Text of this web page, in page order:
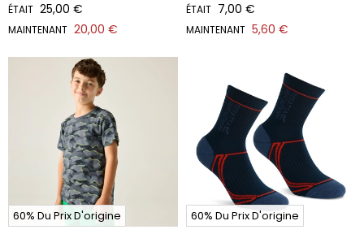
ÉTAIT 25,00 €
MAINTENANT 20,00 €
ÉTAIT 7,00 €
MAINTENANT 5,60 €
60% Du Prix D'origine
60% Du Prix D'origine